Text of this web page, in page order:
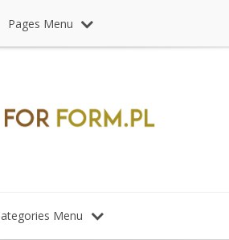
Pages Menu
Menu